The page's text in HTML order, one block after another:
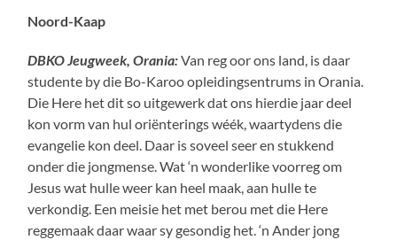
Noord-Kaap
DBKO Jeugweek, Orania:Van reg oor ons land, is daar
studente by die Bo-Karoo opleidingsentrums in Orania.
Die Here het dit so uitgewerk dat ons hierdie jaar deel
kon vorm van hul oriënterings wéék, waartydens die
evangelie kon deel. Daar is soveel seer en stukkend
onder die jongmense. Wat ‘n wonderlike voorreg om
Jesus wat hulle weer kan heel maak, aan hulle te
verkondig. Een meisie het met berou met die Here
reggemaak daar waar sy gesondig het. ‘n Ander jong